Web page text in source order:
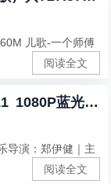
儿歌-一个师傅
阅读全文
郑伊健：Beautiful Day 演唱会 2011 1080P蓝光原盘[42.68G]
导演：郑伊健｜主
阅读全文